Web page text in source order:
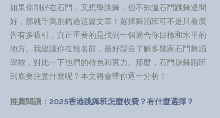
如果你剛好在石門，又想學跳舞，但不知道石門跳舞邊間
好，那就千萬別錯過這篇文章！選擇舞蹈班可不是只看廣
告有多吸引，真正重要的是找到一個適合你目標和水平的
地方。我建議你在報名前，最好親自了解多幾家石門舞蹈
學校，對比一下他們的特色和實力。那麼，石門揀舞蹈班
到底要注意什麼呢？本文將會帶你逐一分析！
推薦閱讀： 2025香港跳舞班怎麼收費？有什麼選擇？